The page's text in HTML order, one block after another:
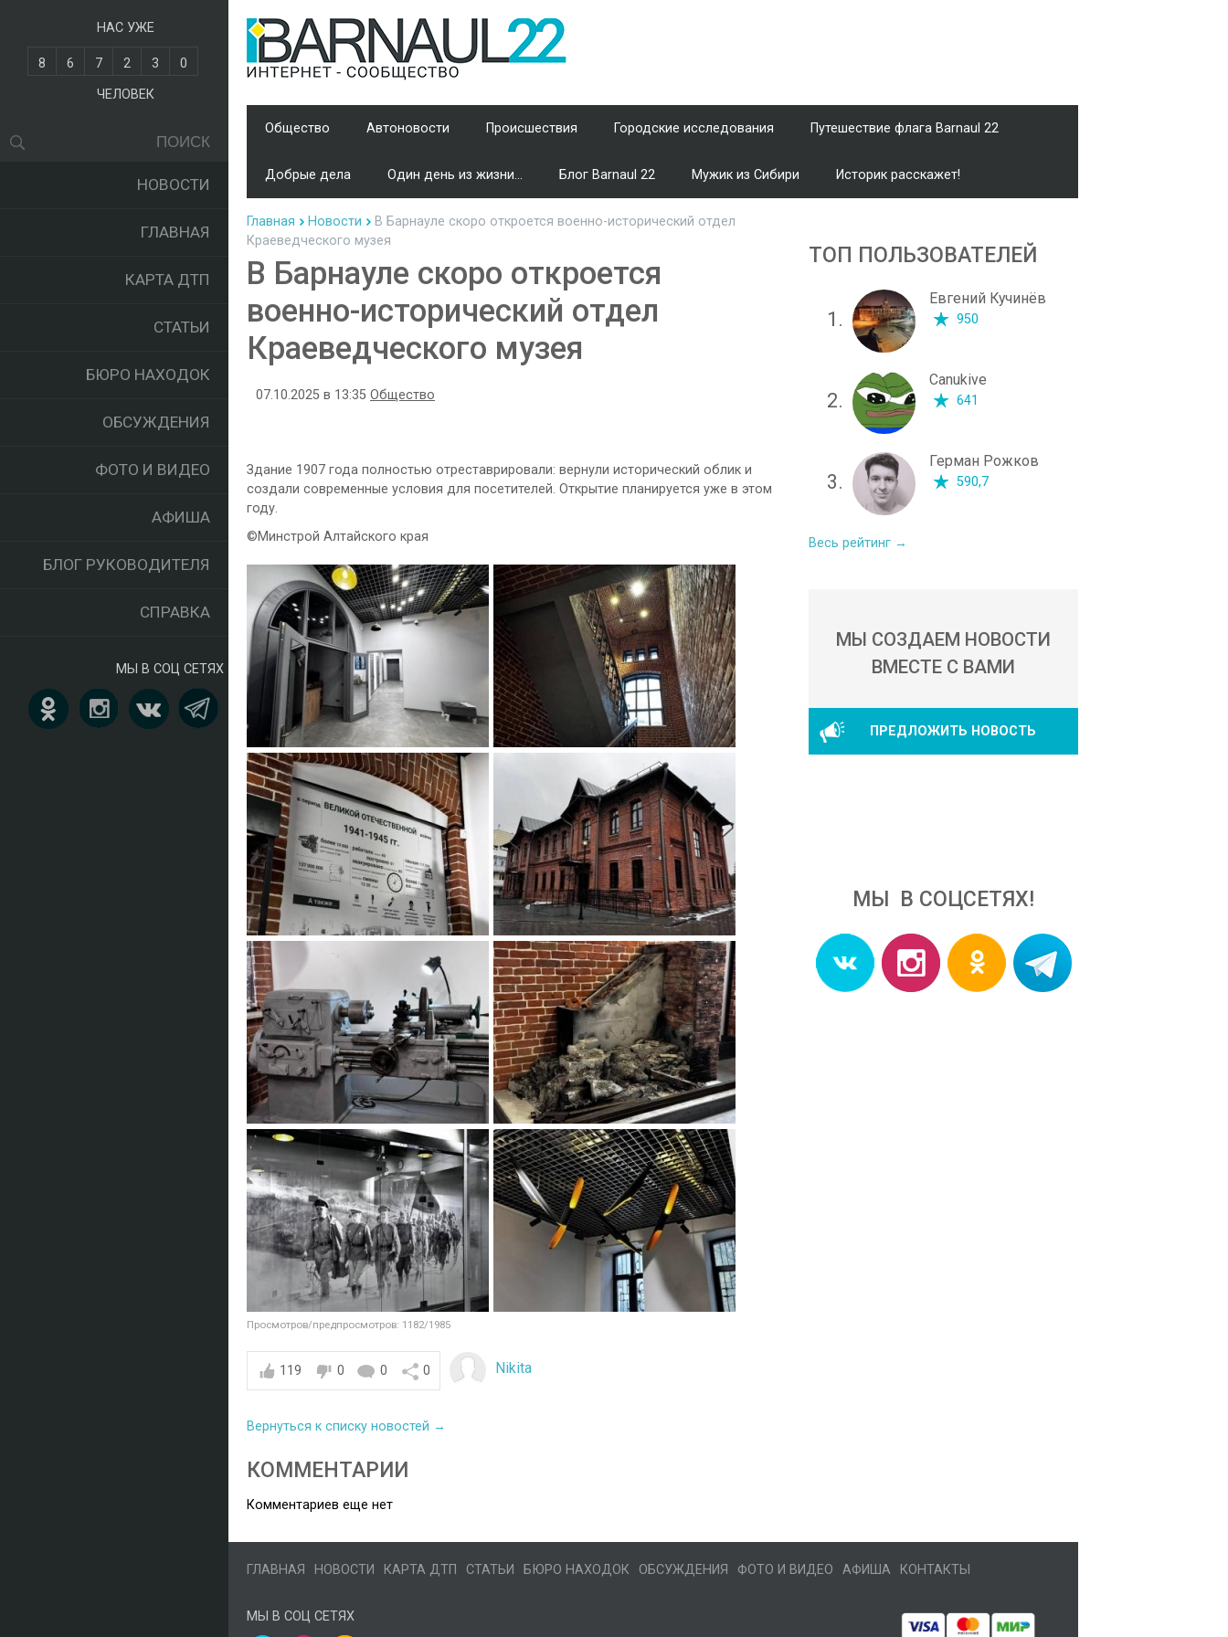
НАС УЖЕ
8 6 7 2 3
0
ЧЕЛОВЕК
НОВОСТИ
ГЛАВНАЯ
КАРТА ДТП
СТАТЬИ
БЮРО НАХОДОК
ОБСУЖДЕНИЯ
ФОТО И ВИДЕО
АФИША
БЛОГ РУКОВОДИТЕЛЯ
СПРАВКА
МЫ В СОЦ СЕТЯХ
Общество Автоновости Происшествия Городские исследования Путешествие флага Barnaul 22
Добрые дела Один день из жизни... Блог Barnaul 22 Мужик из Сибири Историк расскажет!
Главная Новости
В Барнауле скоро откроется военно-исторический отдел
Краеведческого музея
В Барнауле скоро откроется
военно-исторический отдел
Краеведческого музея
07.10.2025 в 13:35 Общество
Здание 1907 года полностью отреставрировали: вернули исторический облик и
создали современные условия для посетителей. Открытие планируется уже в этом
году.
©️Минстрой Алтайского края
Просмотров/предпросмотров: 1182/1985
119 0 0 0 Nikita
Вернуться к списку новостей →
КОММЕНТАРИИ
Комментариев еще нет
ТОП ПОЛЬЗОВАТЕЛЕЙ
1.
Евгений Кучинёв
950
2.
Canukive
641
3.
Герман Рожков
590,7
Весь рейтинг →
МЫ СОЗДАЕМ НОВОСТИ
ВМЕСТЕ С ВАМИ
ПРЕДЛОЖИТЬ НОВОСТЬ
МЫ В СОЦСЕТЯХ!
ГЛАВНАЯ НОВОСТИ КАРТА ДТП СТАТЬИ БЮРО НАХОДОК ОБСУЖДЕНИЯ ФОТО И ВИДЕО АФИША КОНТАКТЫ
МЫ В СОЦ СЕТЯХ